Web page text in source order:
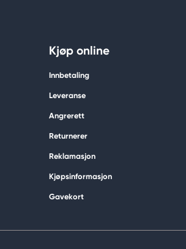
Kjøp online
Innbetaling
Leveranse
Angrerett
Returnerer
Reklamasjon
Kjøpsinformasjon
Gavekort